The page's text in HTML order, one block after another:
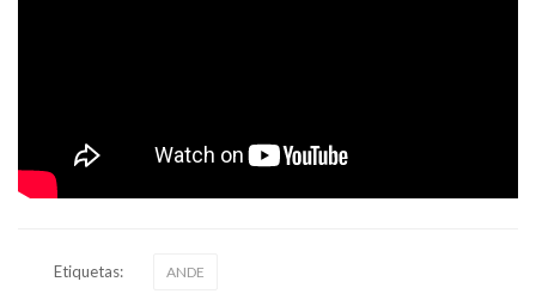
Etiquetas: ANDE